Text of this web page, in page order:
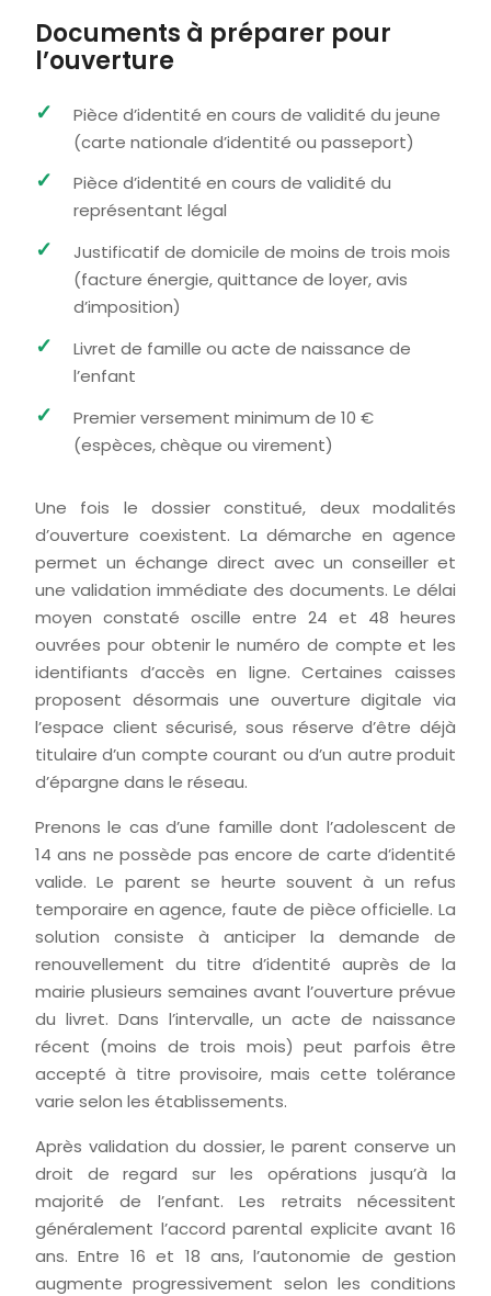
Documents à préparer pour
l’ouverture
Pièce d’identité en cours de validité du jeune
(carte nationale d’identité ou passeport)
Pièce d’identité en cours de validité du
représentant légal
Justificatif de domicile de moins de trois mois
(facture énergie, quittance de loyer, avis
d’imposition)
Livret de famille ou acte de naissance de
l’enfant
Premier versement minimum de 10 €
(espèces, chèque ou virement)
Une fois le dossier constitué, deux modalités
d’ouverture coexistent. La démarche en agence
permet un échange direct avec un conseiller et
une validation immédiate des documents. Le délai
moyen constaté oscille entre 24 et 48 heures
ouvrées pour obtenir le numéro de compte et les
identifiants d’accès en ligne. Certaines caisses
proposent désormais une ouverture digitale via
l’espace client sécurisé, sous réserve d’être déjà
titulaire d’un compte courant ou d’un autre produit
d’épargne dans le réseau.
Prenons le cas d’une famille dont l’adolescent de
14 ans ne possède pas encore de carte d’identité
valide. Le parent se heurte souvent à un refus
temporaire en agence, faute de pièce officielle. La
solution consiste à anticiper la demande de
renouvellement du titre d’identité auprès de la
mairie plusieurs semaines avant l’ouverture prévue
du livret. Dans l’intervalle, un acte de naissance
récent (moins de trois mois) peut parfois être
accepté à titre provisoire, mais cette tolérance
varie selon les établissements.
Après validation du dossier, le parent conserve un
droit de regard sur les opérations jusqu’à la
majorité de l’enfant. Les retraits nécessitent
généralement l’accord parental explicite avant 16
ans. Entre 16 et 18 ans, l’autonomie de gestion
augmente progressivement selon les conditions